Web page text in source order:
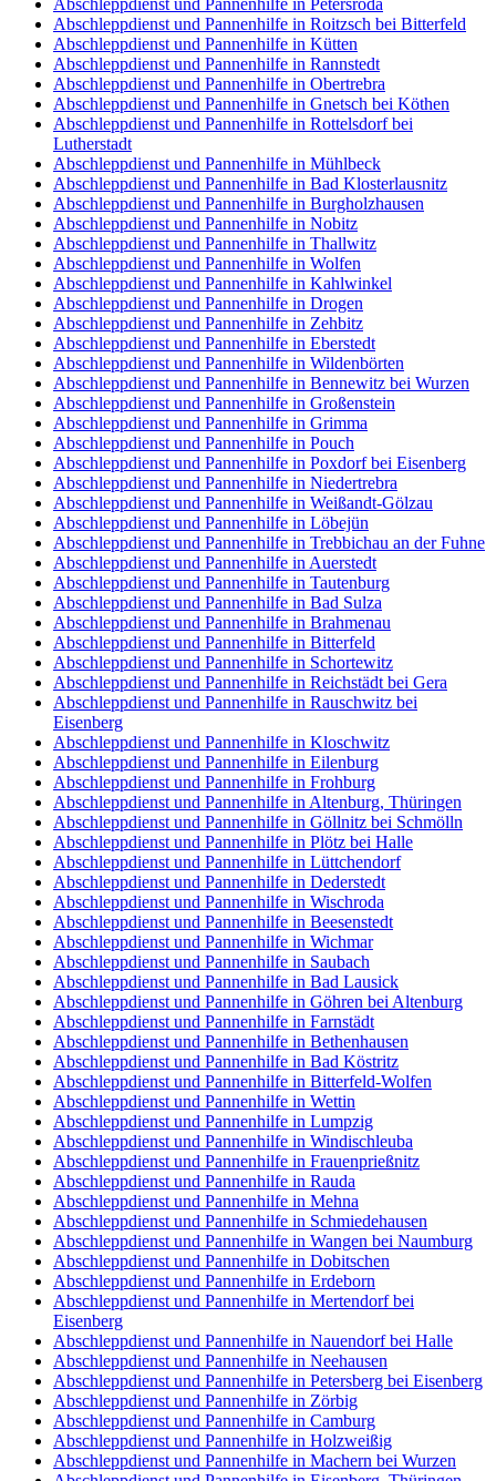
Abschleppdienst und Pannenhilfe in Petersroda
Abschleppdienst und Pannenhilfe in Roitzsch bei Bitterfeld
Abschleppdienst und Pannenhilfe in Kütten
Abschleppdienst und Pannenhilfe in Rannstedt
Abschleppdienst und Pannenhilfe in Obertrebra
Abschleppdienst und Pannenhilfe in Gnetsch bei Köthen
Abschleppdienst und Pannenhilfe in Rottelsdorf bei
Lutherstadt
Abschleppdienst und Pannenhilfe in Mühlbeck
Abschleppdienst und Pannenhilfe in Bad Klosterlausnitz
Abschleppdienst und Pannenhilfe in Burgholzhausen
Abschleppdienst und Pannenhilfe in Nobitz
Abschleppdienst und Pannenhilfe in Thallwitz
Abschleppdienst und Pannenhilfe in Wolfen
Abschleppdienst und Pannenhilfe in Kahlwinkel
Abschleppdienst und Pannenhilfe in Drogen
Abschleppdienst und Pannenhilfe in Zehbitz
Abschleppdienst und Pannenhilfe in Eberstedt
Abschleppdienst und Pannenhilfe in Wildenbörten
Abschleppdienst und Pannenhilfe in Bennewitz bei Wurzen
Abschleppdienst und Pannenhilfe in Großenstein
Abschleppdienst und Pannenhilfe in Grimma
Abschleppdienst und Pannenhilfe in Pouch
Abschleppdienst und Pannenhilfe in Poxdorf bei Eisenberg
Abschleppdienst und Pannenhilfe in Niedertrebra
Abschleppdienst und Pannenhilfe in Weißandt-Gölzau
Abschleppdienst und Pannenhilfe in Löbejün
Abschleppdienst und Pannenhilfe in Trebbichau an der Fuhne
Abschleppdienst und Pannenhilfe in Auerstedt
Abschleppdienst und Pannenhilfe in Tautenburg
Abschleppdienst und Pannenhilfe in Bad Sulza
Abschleppdienst und Pannenhilfe in Brahmenau
Abschleppdienst und Pannenhilfe in Bitterfeld
Abschleppdienst und Pannenhilfe in Schortewitz
Abschleppdienst und Pannenhilfe in Reichstädt bei Gera
Abschleppdienst und Pannenhilfe in Rauschwitz bei
Eisenberg
Abschleppdienst und Pannenhilfe in Kloschwitz
Abschleppdienst und Pannenhilfe in Eilenburg
Abschleppdienst und Pannenhilfe in Frohburg
Abschleppdienst und Pannenhilfe in Altenburg, Thüringen
Abschleppdienst und Pannenhilfe in Göllnitz bei Schmölln
Abschleppdienst und Pannenhilfe in Plötz bei Halle
Abschleppdienst und Pannenhilfe in Lüttchendorf
Abschleppdienst und Pannenhilfe in Dederstedt
Abschleppdienst und Pannenhilfe in Wischroda
Abschleppdienst und Pannenhilfe in Beesenstedt
Abschleppdienst und Pannenhilfe in Wichmar
Abschleppdienst und Pannenhilfe in Saubach
Abschleppdienst und Pannenhilfe in Bad Lausick
Abschleppdienst und Pannenhilfe in Göhren bei Altenburg
Abschleppdienst und Pannenhilfe in Farnstädt
Abschleppdienst und Pannenhilfe in Bethenhausen
Abschleppdienst und Pannenhilfe in Bad Köstritz
Abschleppdienst und Pannenhilfe in Bitterfeld-Wolfen
Abschleppdienst und Pannenhilfe in Wettin
Abschleppdienst und Pannenhilfe in Lumpzig
Abschleppdienst und Pannenhilfe in Windischleuba
Abschleppdienst und Pannenhilfe in Frauenprießnitz
Abschleppdienst und Pannenhilfe in Rauda
Abschleppdienst und Pannenhilfe in Mehna
Abschleppdienst und Pannenhilfe in Schmiedehausen
Abschleppdienst und Pannenhilfe in Wangen bei Naumburg
Abschleppdienst und Pannenhilfe in Dobitschen
Abschleppdienst und Pannenhilfe in Erdeborn
Abschleppdienst und Pannenhilfe in Mertendorf bei
Eisenberg
Abschleppdienst und Pannenhilfe in Nauendorf bei Halle
Abschleppdienst und Pannenhilfe in Neehausen
Abschleppdienst und Pannenhilfe in Petersberg bei Eisenberg
Abschleppdienst und Pannenhilfe in Zörbig
Abschleppdienst und Pannenhilfe in Camburg
Abschleppdienst und Pannenhilfe in Holzweißig
Abschleppdienst und Pannenhilfe in Machern bei Wurzen